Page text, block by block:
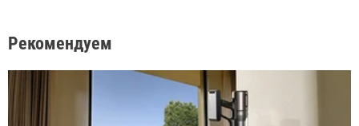
Рекомендуем